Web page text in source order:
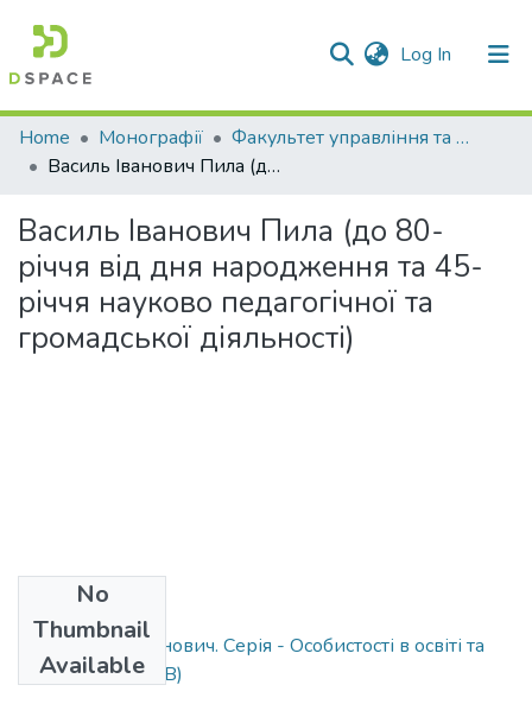
Log In (current)
Communities & Collections
Statistics
Home Монографії
Факультет управління та економіки
Василь Іванович Пила (до 80-річчя від дня народження та 45-річчя науково педагогічної та громадської діяльності)
Василь Іванович Пила (до 80-
річчя від дня народження та 45-
річчя науково педагогічної та
громадської діяльності)
No
Thumbnail
Available
Пила Василь Іванович. Серія - Особистості в освіті та
науці.pdf(4.42 MB)